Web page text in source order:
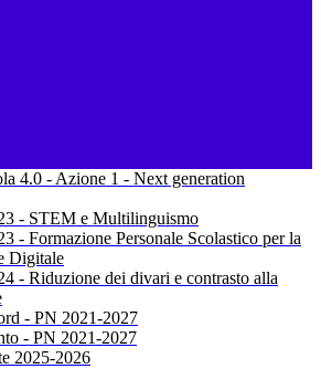
4.0 - Azione 1 - Next generation
- STEM e Multilinguismo
- Formazione Personale Scolastico per la
Digitale
- Riduzione dei divari e contrasto alla
- PN 2021-2027
- PN 2021-2027
2025-2026